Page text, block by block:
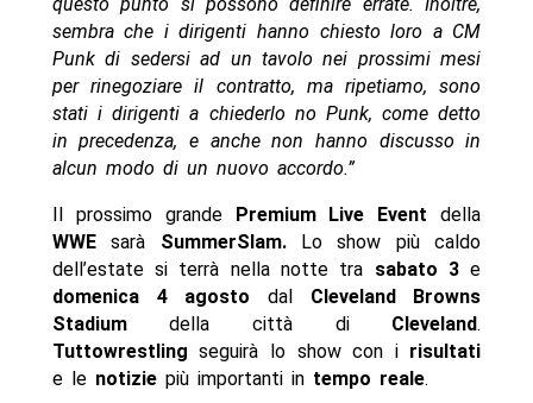
questo punto si possono definire errate. Inoltre,
sembra che i dirigenti hanno chiesto loro a CM
Punk di sedersi ad un tavolo nei prossimi mesi
per rinegoziare il contratto, ma ripetiamo, sono
stati i dirigenti a chiederlo no Punk, come detto
in precedenza, e anche non hanno discusso in
alcun modo di un nuovo accordo.”
Il prossimo grande Premium Live Event della
WWEsarà SummerSlam.Lo show più caldo
dell’estate si terrà nella notte tra sabato 3e
domenica 4 agosto dal Cleveland Browns
Stadiumdella città di Cleveland.
Tuttowrestling seguirà lo show con i risultati
e le notiziepiù importanti in tempo reale.